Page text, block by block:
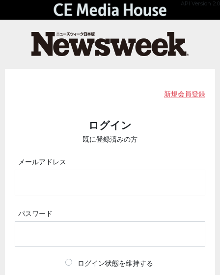
API Version 2.0
新規会員登録
ログイン
既に登録済みの方
メールアドレス
パスワード
ログイン状態を維持する